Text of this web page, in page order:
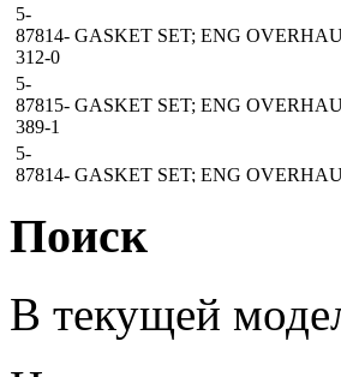
5-
87814-
312-0
GASKET SET; ENG
5-
87815-
389-1
GASKET SET; ENG
5-
87814- GASKET SET; ENG
5-
87815- GASKET SET; ENG
87813-
732-1
GASKET SET; ENG
Поиск
В текущей